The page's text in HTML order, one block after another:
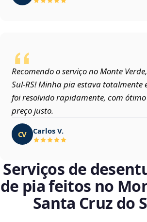
Recomendo o serviço no Monte
Sul‑RS! Minha pia estava
foi resolvido rapidamente, com
preço justo.
CV Carlos V.
Serviços de
de pia feitos no
Santa Cruz do